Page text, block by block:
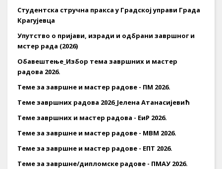
Студентска стручна пракса у Градској управи Града
Крагујевца
Упутство о пријави, изради и одбрани завршног и
мстер рада (2026)
Обавештење_Избор тема завршних и мастер
радова 2026.
Теме за завршне и мастер радове - ПМ 2026.
Теме завршних радова 2026_Јелена Атанасијевић
Теме завршних и мастер радова - ЕиР 2026.
Теме за завршне и мастер радове - МВМ 2026.
Теме за завршне и мастер радове - ЕПТ 2026.
Теме за завршне/дипломске радове - ПМАУ 2026.